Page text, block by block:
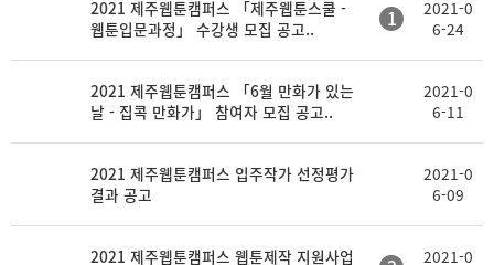
2021 제주웹툰캠퍼스 「제주웹툰스쿨 -
웹툰입문과정」 수강생 모집 공고..
1
2021-0
6-24
2021 제주웹툰캠퍼스 「6월 만화가 있는
날 - 집콕 만화가」 참여자 모집 공고..
2021-0
6-11
2021 제주웹툰캠퍼스 입주작가 선정평가
결과 공고
2021-0
6-09
2021 제주웹툰캠퍼스 웹툰제작 지원사업
2021-0